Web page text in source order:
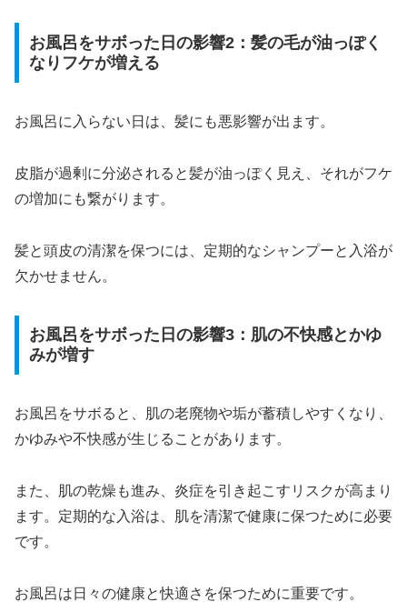
お風呂をサボった日の影響2：髪の毛が油っぽく
なりフケが増える
お風呂に入らない日は、髪にも悪影響が出ます。
皮脂が過剰に分泌されると髪が油っぽく見え、それがフケ
の増加にも繋がります。
髪と頭皮の清潔を保つには、定期的なシャンプーと入浴が
欠かせません。
お風呂をサボった日の影響3：肌の不快感とかゆ
みが増す
お風呂をサボると、肌の老廃物や垢が蓄積しやすくなり、
かゆみや不快感が生じることがあります。
また、肌の乾燥も進み、炎症を引き起こすリスクが高まり
ます。定期的な入浴は、肌を清潔で健康に保つために必要
です。
お風呂は日々の健康と快適さを保つために重要です。